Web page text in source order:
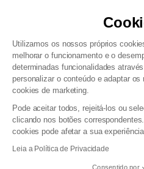
Utilizamos os nossos próprios
melhorar o funcionamento e o
determinadas funcionalidades
personalizar o conteúdo e adaptar
cookies de marketing.
Pode aceitar todos, rejeitá-los ou
clicando nos botões
cookies pode afetar a sua
Leia a Política de Privacidade
Consentido por
Termos e Condições Gerais
Gestão de dados
Termos e condições
Declaração de